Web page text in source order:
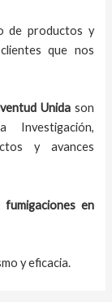
de productos y
que nos
Unida son
Investigación,
y avances
fumigaciones en
y eficacia.